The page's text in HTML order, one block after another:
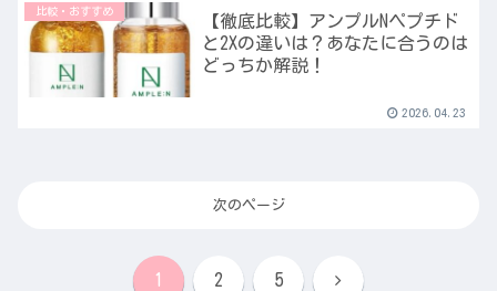
比較・おすすめ
【徹底比較】アンプルNペプチド
と2Xの違いは？あなたに合うのは
どっちか解説！
2026.04.23
次のページ
1 2 5 次